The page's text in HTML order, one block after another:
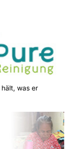
was er